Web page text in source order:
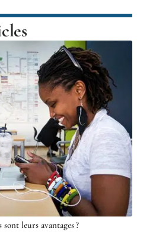
leurs avantages ?